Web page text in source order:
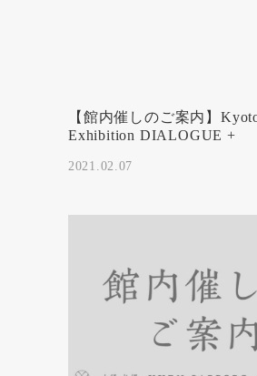
【館内催しのご案内】
Exhibition DIALOGUE +
2021.02.07